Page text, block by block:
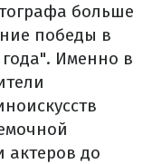
больше
победы в
Именно в
актеров до